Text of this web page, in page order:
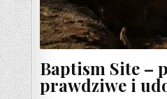
Baptism Site –
prawdziwe i